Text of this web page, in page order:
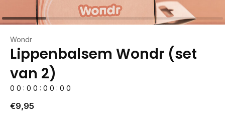
Wondr
Lippenbalsem Wondr (set
van 2)
0 0 : 0 0 : 0 0 : 0 0
€9,95